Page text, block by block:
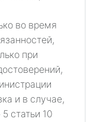
во время
при
и в случае,
статьи 10